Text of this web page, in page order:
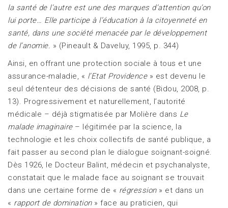
la santé de l’autre est une des marques d’attention qu’on
lui porte… Elle participe à l’éducation à la citoyenneté en
santé, dans une société menacée par le développement
de l’anomie. » (Pineault & Daveluy, 1995, p. 344)
Ainsi, en offrant une protection sociale à tous et une
assurance-maladie, « l’Etat Providence » est devenu le
seul détenteur des décisions de santé (Bidou, 2008, p.
13). Progressivement et naturellement, l’autorité
médicale – déjà stigmatisée par Molière dans Le
malade imaginaire– légitimée par la science, la
technologie et les choix collectifs de santé publique, a
fait passer au second plan le dialogue soignant-soigné.
Dès 1926, le Docteur Balint, médecin et psychanalyste,
constatait que le malade face au soignant se trouvait
dans une certaine forme de « régression» et dans un
« rapport de domination » face au praticien, qui